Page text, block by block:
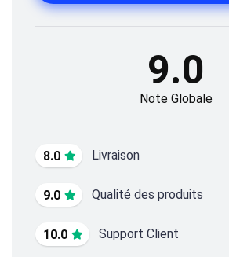
8.0 Livraison
9.0 Qualité des produits
10.0 Support Client
9.0
Note Globale